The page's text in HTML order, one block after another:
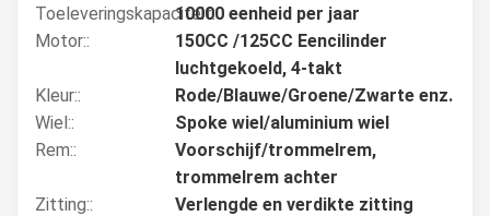
Toeleveringskapaciteit:10000 eenheid per jaar
Motor::
150CC /125CC Eencilinder
luchtgekoeld, 4-takt
Kleur::
Rode/Blauwe/Groene/Zwarte enz.
Wiel::
Spoke wiel/aluminium wiel
Rem::
Voorschijf/trommelrem,
trommelrem achter
Zitting::
Verlengde en verdikte zitting